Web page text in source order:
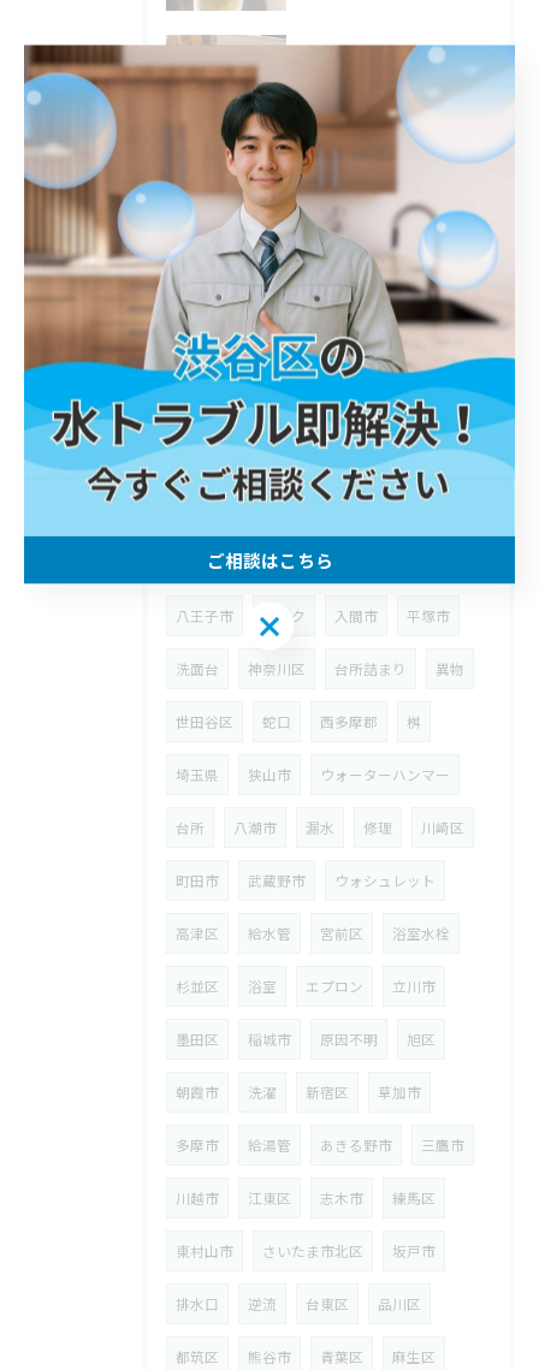
2025/12/08
2025/12/07
横須賀市 トイレ 交換
タグ Tags
屋外排水管詰まり 解消
鎌倉市 トイレ詰まり
春日部市 江戸川区
八王子市 シンク 入間市 平塚市
洗面台 神奈川区 台所詰まり 異物
世田谷区 蛇口 西多摩郡 桝
埼玉県 狭山市 ウォーターハンマー
台所 八潮市 漏水 修理 川崎区
町田市 武蔵野市 ウォシュレット
高津区 給水管 宮前区 浴室水栓
杉並区 浴室 エプロン 立川市
墨田区 稲城市 原因不明 旭区
朝霞市 洗濯 新宿区 草加市
多摩市 給湯管 あきる野市 三鷹市
川越市 江東区 志木市 練馬区
東村山市 さいたま市北区 坂戸市
排水口 逆流 台東区 品川区
都筑区 熊谷市 青葉区 麻生区
ご相談はこちら
ご相談はこちら